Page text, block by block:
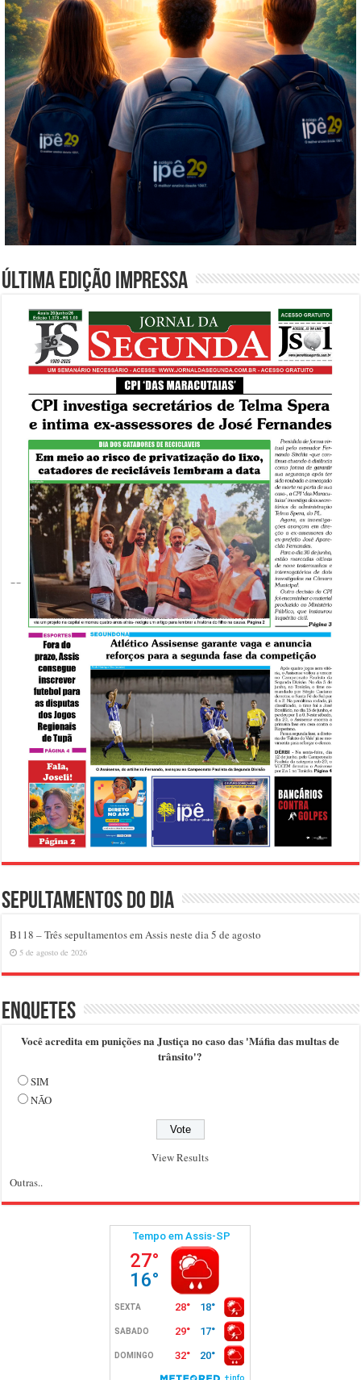
Última edição impressa
Sepultamentos do dia
B118 – Três sepultamentos em Assis neste dia 5 de agosto
5 de agosto de 2026
Enquetes
Você acredita em punições na Justiça no caso das 'Máfia das multas de
trânsito'?
SIM
NÃO
View Results
Outras..